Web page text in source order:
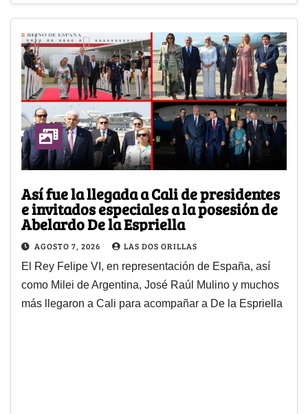
Así fue la llegada a Cali de presidentes
e invitados especiales a la posesión de
Abelardo De la Espriella
AGOSTO 7, 2026 LAS DOS ORILLAS
El Rey Felipe VI, en representación de España, así
como Milei de Argentina, José Raúl Mulino y muchos
más llegaron a Cali para acompañar a De la Espriella